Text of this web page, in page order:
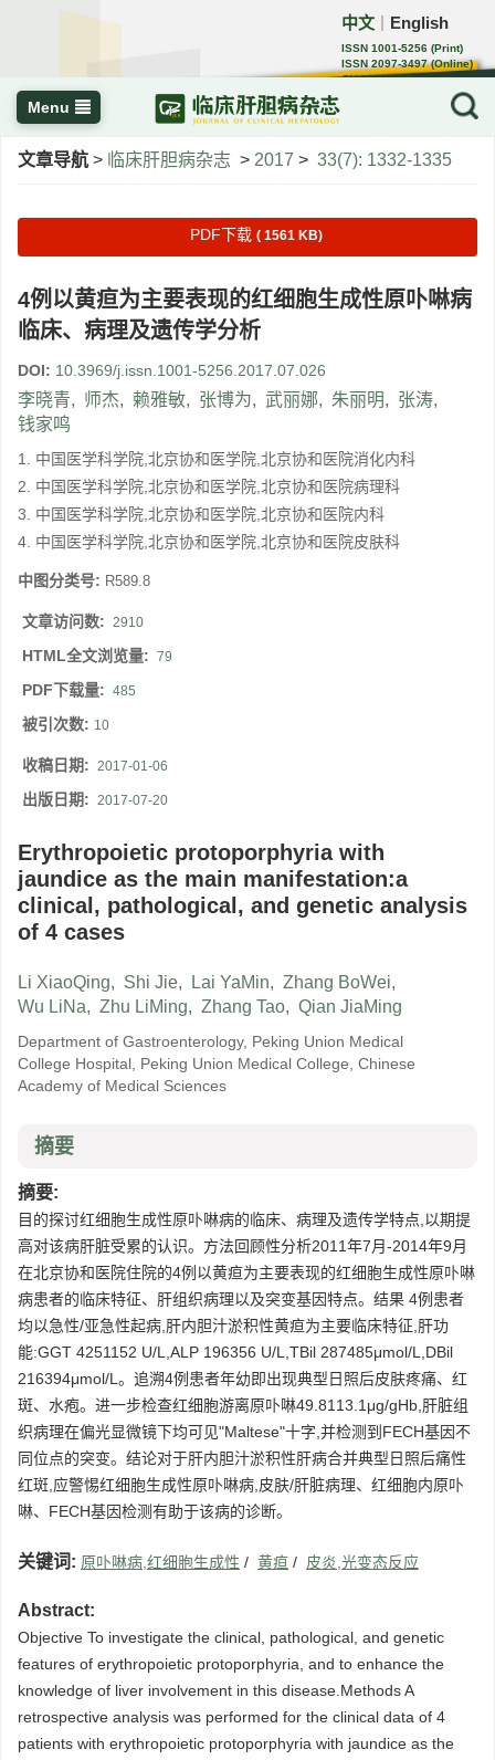
中文 English
ISSN 1001-5256 (Print)
ISSN 2097-3497 (Online)
CN 22-1108/R
Menu
文章导航 > 临床肝胆病杂志 > 2017 > 33(7): 1332-1335
PDF下载 ( 1561 KB)
4例以黄疸为主要表现的红细胞生成性原卟啉病
临床、病理及遗传学分析
DOI: 10.3969/j.issn.1001-5256.2017.07.026
李晓青, 师杰, 赖雅敏, 张博为, 武丽娜, 朱丽明, 张涛,
钱家鸣
1. 中国医学科学院,北京协和医学院,北京协和医院消化内科
2. 中国医学科学院,北京协和医学院,北京协和医院病理科
3. 中国医学科学院,北京协和医学院,北京协和医院内科
4. 中国医学科学院,北京协和医学院,北京协和医院皮肤科
中图分类号: R589.8
文章访问数: 2910
HTML全文浏览量: 79
PDF下载量: 485
被引次数: 10
收稿日期: 2017-01-06
出版日期: 2017-07-20
Erythropoietic protoporphyria with
jaundice as the main manifestation:a
clinical, pathological, and genetic analysis
of 4 cases
Li XiaoQing, Shi Jie, Lai YaMin, Zhang BoWei,
Wu LiNa, Zhu LiMing, Zhang Tao, Qian JiaMing
Department of Gastroenterology, Peking Union Medical
College Hospital, Peking Union Medical College, Chinese
Academy of Medical Sciences
摘要
摘要:
目的探讨红细胞生成性原卟啉病的临床、病理及遗传学特点,以期提
高对该病肝脏受累的认识。方法回顾性分析2011年7月-2014年9月
在北京协和医院住院的4例以黄疸为主要表现的红细胞生成性原卟啉
病患者的临床特征、肝组织病理以及突变基因特点。结果 4例患者
均以急性/亚急性起病,肝内胆汁淤积性黄疸为主要临床特征,肝功
能:GGT 4251152 U/L,ALP 196356 U/L,TBil 287485μmol/L,DBil
216394μmol/L。追溯4例患者年幼即出现典型日照后皮肤疼痛、红
斑、水疱。进一步检查红细胞游离原卟啉49.8113.1μg/gHb,肝脏组
织病理在偏光显微镜下均可见"Maltese"十字,并检测到FECH基因不
同位点的突变。结论对于肝内胆汁淤积性肝病合并典型日照后痛性
红斑,应警惕红细胞生成性原卟啉病,皮肤/肝脏病理、红细胞内原卟
啉、FECH基因检测有助于该病的诊断。
关键词: 原卟啉病,红细胞生成性 / 黄疸 / 皮炎,光变态反应
Abstract:
Objective To investigate the clinical, pathological, and genetic
features of erythropoietic protoporphyria, and to enhance the
knowledge of liver involvement in this disease.Methods A
retrospective analysis was performed for the clinical data of 4
patients with erythropoietic protoporphyria with jaundice as the